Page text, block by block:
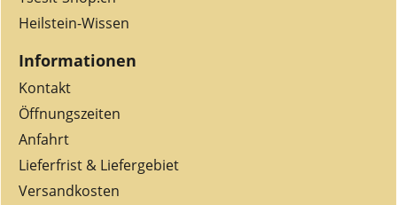
Heilstein-Wissen
Informationen
Kontakt
Öffnungszeiten
Anfahrt
Lieferfrist & Liefergebiet
Versandkosten